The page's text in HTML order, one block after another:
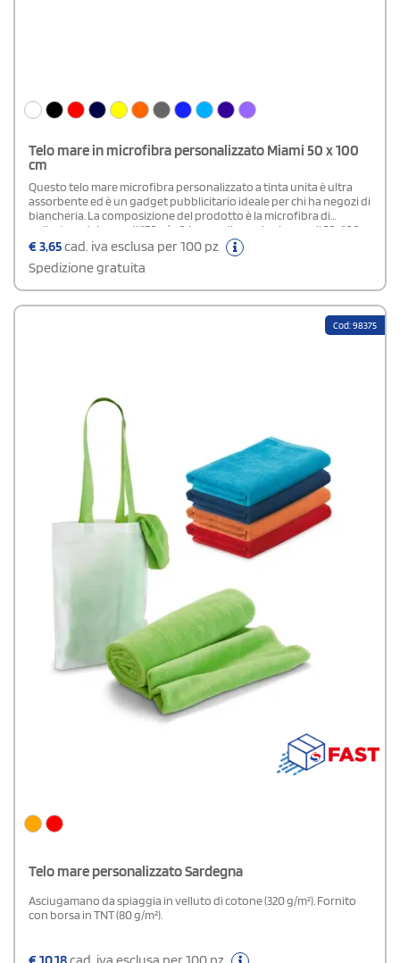
Telo mare in microfibra personalizzato Miami 50 x 100
cm
Questo telo mare microfibra personalizzato a tinta unita è ultra
assorbente ed è un gadget pubblicitario ideale per chi ha negozi di
biancheria. La composizione del prodotto è la microfibra di
poliestere dal peso di 170 g/m2. Le sue dimensioni sono di 50x100
cm.
€3,65cad. iva esclusa per 100 pz
Spedizione gratuita
Cod: 98375
Telo mare personalizzato Sardegna
Asciugamano da spiaggia in velluto di cotone (320 g/m²). Fornito
con borsa in TNT (80 g/m²).